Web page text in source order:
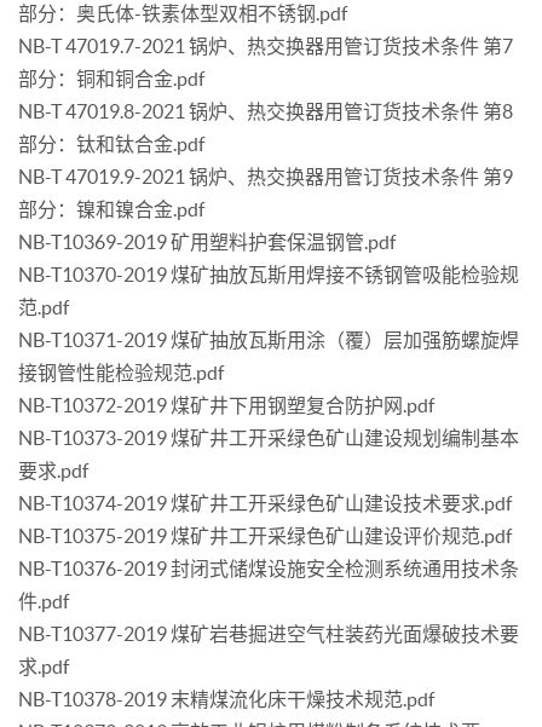
部分：奥氏体-铁素体型双相不锈钢.pdf
NB-T 47019.7-2021 锅炉、热交换器用管订货技术条件 第7
部分：铜和铜合金.pdf
NB-T 47019.8-2021 锅炉、热交换器用管订货技术条件 第8
部分：钛和钛合金.pdf
NB-T 47019.9-2021 锅炉、热交换器用管订货技术条件 第9
部分：镍和镍合金.pdf
NB-T10369-2019 矿用塑料护套保温钢管.pdf
NB-T10370-2019 煤矿抽放瓦斯用焊接不锈钢管吸能检验规
范.pdf
NB-T10371-2019 煤矿抽放瓦斯用涂（覆）层加强筋螺旋焊
接钢管性能检验规范.pdf
NB-T10372-2019 煤矿井下用钢塑复合防护网.pdf
NB-T10373-2019 煤矿井工开采绿色矿山建设规划编制基本
要求.pdf
NB-T10374-2019 煤矿井工开采绿色矿山建设技术要求.pdf
NB-T10375-2019 煤矿井工开采绿色矿山建设评价规范.pdf
NB-T10376-2019 封闭式储煤设施安全检测系统通用技术条
件.pdf
NB-T10377-2019 煤矿岩巷掘进空气柱装药光面爆破技术要
求.pdf
NB-T10378-2019 末精煤流化床干燥技术规范.pdf